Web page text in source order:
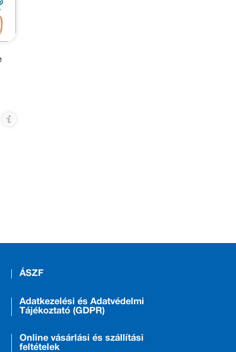
ÁSZF
Adatkezelési és Adatvédelmi
Tájékoztató (GDPR)
Online vásárlási és szállítási
feltételek